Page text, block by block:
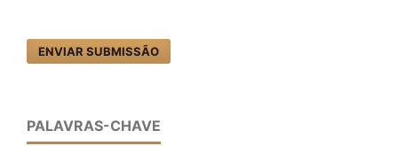
ENVIAR SUBMISSÃO
PALAVRAS-CHAVE